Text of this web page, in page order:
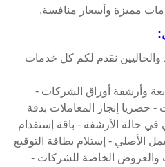
مميزة وأسعار منافسة.
والحاليين نقدم لكم كل خدمات
وأرشفة أوراق الشركات -
- حصريا إنجاز المعاملات بدقة
في حالة الأرشفة - باقة إستقدام
الأصلي - إستلام بطاقة التوقيع
والعروض الخاصة للشركات -